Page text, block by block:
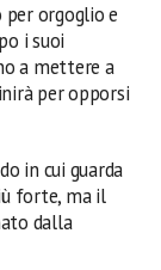
orgoglio e
i suoi
a mettere a
per opporsi
in cui guarda
forte, ma il
dalla